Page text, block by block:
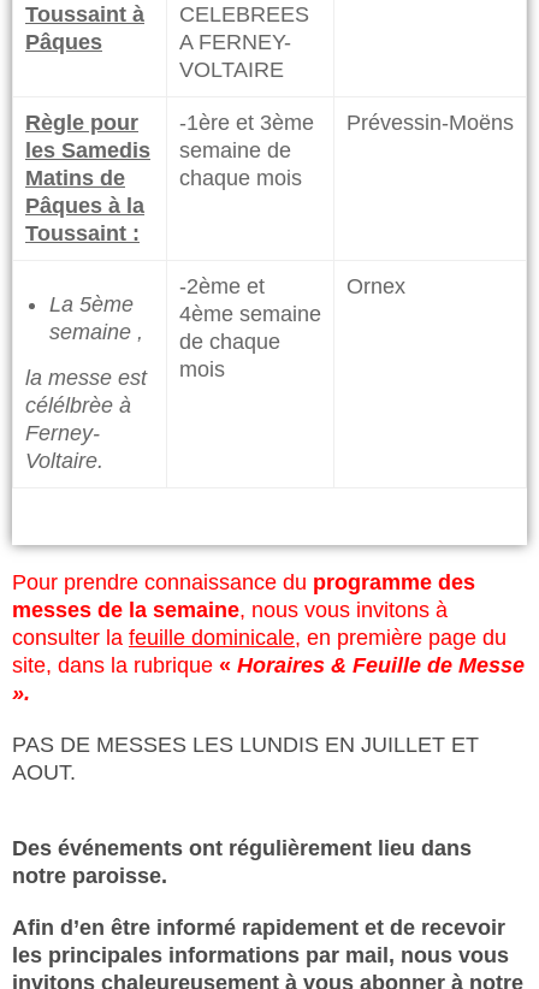
Toussaint à
Pâques
CELEBREES
A FERNEY-
VOLTAIRE
Règle pour
les Samedis
Matins de
Pâques à la
Toussaint :
-1ère et 3ème
semaine de
chaque mois
​Prévessin-Moëns
La 5ème
semaine ,
la messe est
célélbrèe à
Ferney-
Voltaire.
-2ème et
4ème semaine
de chaque
mois
Ornex
Pour prendre connaissance du programme des
messes de la semaine, nous vous invitons à
consulter la feuille dominicale, en première page du
site, dans la rubrique « Horaires & Feuille de Messe
».
PAS DE MESSES LES LUNDIS EN JUILLET ET
AOUT.
Des événements ont régulièrement lieu dans
notre paroisse.
Afin d’en être informé rapidement et de recevoir
les principales informations par mail, nous vous
invitons chaleureusement à vous abonner à notre